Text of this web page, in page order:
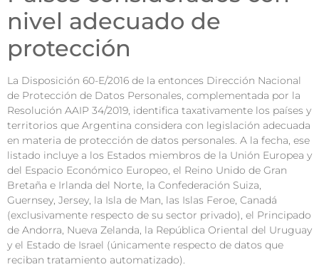
nivel adecuado de
protección
La Disposición 60-E/2016 de la entonces Dirección Nacional
de Protección de Datos Personales, complementada por la
Resolución AAIP 34/2019, identifica taxativamente los países y
territorios que Argentina considera con legislación adecuada
en materia de protección de datos personales. A la fecha, ese
listado incluye a los Estados miembros de la Unión Europea y
del Espacio Económico Europeo, el Reino Unido de Gran
Bretaña e Irlanda del Norte, la Confederación Suiza,
Guernsey, Jersey, la Isla de Man, las Islas Feroe, Canadá
(exclusivamente respecto de su sector privado), el Principado
de Andorra, Nueva Zelanda, la República Oriental del Uruguay
y el Estado de Israel (únicamente respecto de datos que
reciban tratamiento automatizado).